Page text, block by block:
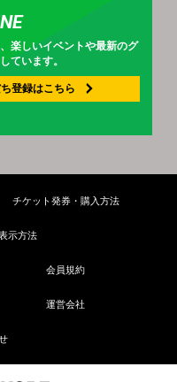
楽しいイベントや最新のグ
ています。
登録はこちら
チケット発券・購入方法
示方法
会員規約
運営会社